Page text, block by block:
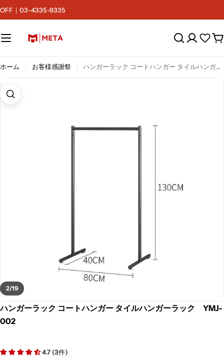
ン
ン
ツ
ス
｜03-4335-9335
カ
ホーム お客様感謝祭 ハンガーラック コートハンガー タイルハンガーラック YMJ-002
画像1をモーダルで開く
2/19
ハンガーラック コートハンガー タイルハンガーラック YMJ-
002
4.7 (3件)